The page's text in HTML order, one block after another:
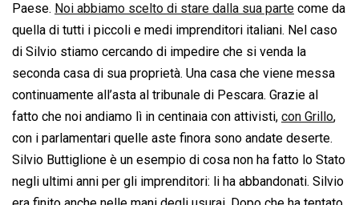
Paese. Noi abbiamo scelto di stare dalla sua parte come da
quella di tutti i piccoli e medi imprenditori italiani. Nel caso
di Silvio stiamo cercando di impedire che si venda la
seconda casa di sua proprietà. Una casa che viene messa
continuamente all’asta al tribunale di Pescara. Grazie al
fatto che noi andiamo lì in centinaia con attivisti, con Grillo,
con i parlamentari quelle aste finora sono andate deserte.
Silvio Buttiglione è un esempio di cosa non ha fatto lo Stato
negli ultimi anni per gli imprenditori: li ha abbandonati. Silvio